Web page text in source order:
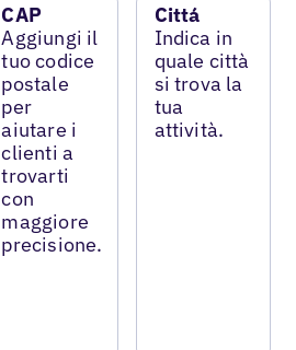
CAP
Aggiungi il
tuo codice
postale
per
aiutare i
clienti a
trovarti
con
maggiore
precisione.
Cittá
Indica in
quale città
si trova la
tua
attività.